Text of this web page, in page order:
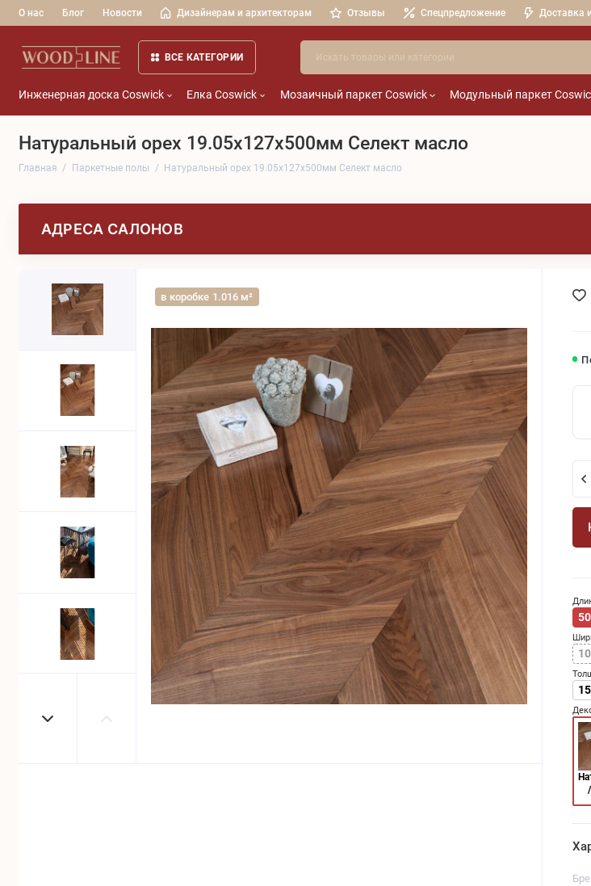
О нас Блог Новости Дизайнерам и архитекторам Отзывы Спецпредложение Доставка
ВСЕ КАТЕГОРИИ
Инженерная доска Coswick Елка Coswick Мозаичный паркет Coswick Модульный паркет
Натуральный орех 19.05x127x500мм Селект масло
Главная Паркетные полы Натуральный орех 19.05x127x500мм Селект масло
АДРЕСА САЛОНОВ
в коробке 1.016 м²